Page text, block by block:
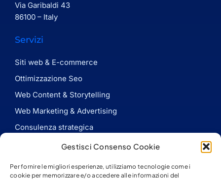
Gestisci Consenso Cookie
Per fornire le migliori esperienze, utilizziamo tecnologie come i
cookie per memorizzare e/o accedere alle informazioni del
Via Garibaldi 43
86100 – Italy
Servizi
Siti web & E-commerce
Ottimizzazione Seo
Web Content & Storytelling
Web Marketing & Advertising
Consulenza strategica
Assistenza WordPress
Info Utili